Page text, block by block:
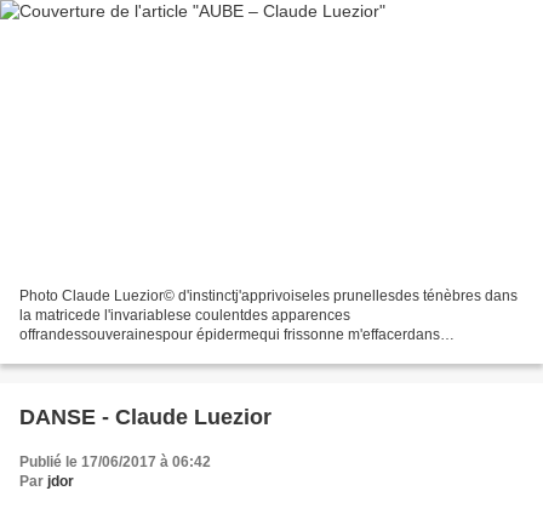
Photo Claude Luezior© d'instinctj'apprivoiseles prunellesdes ténèbres dans
la matricede l'invariablese coulentdes apparences
offrandessouverainespour épidermequi frissonne m'effacerdans
DANSE - Claude Luezior
Publié le 17/06/2017 à 06:42
Par jdor